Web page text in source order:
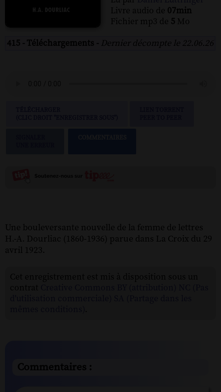
Livre audio de 07min
Fichier mp3 de 5 Mo
415 - Téléchargements - Dernier décompte le 22.06.26
Une bouleversante nouvelle de la femme de lettres
H.-A. Dourliac (1860-1936) parue dans La Croix du 29
avril 1923.
Commentaires :